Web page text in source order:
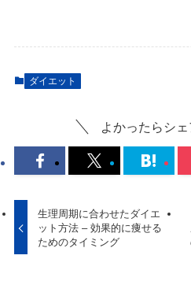
ダイエット
よかったらシェ
生理周期に合わせたダイエ
ット方法 – 効果的に痩せる
ためのタイミング